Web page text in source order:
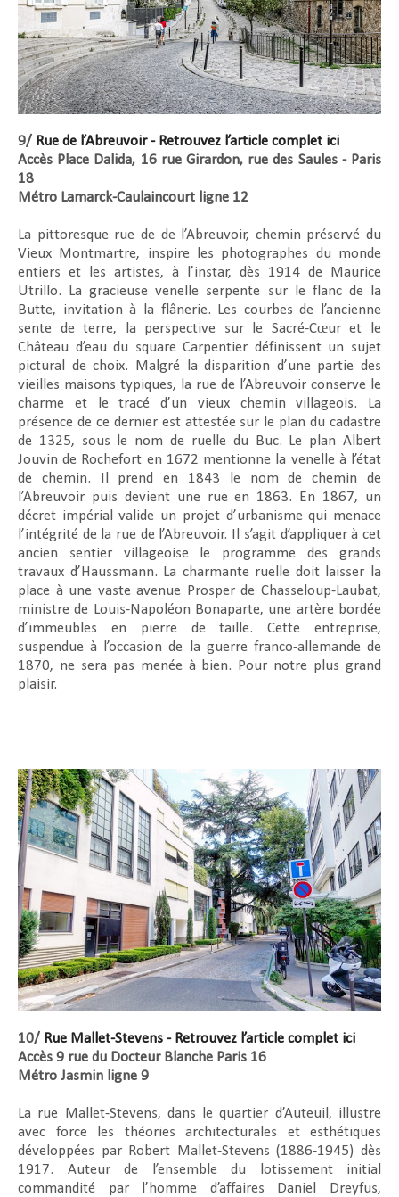
9/ Rue de l’Abreuvoir - Retrouvez l’article complet ici
Accès Place Dalida, 16 rue Girardon, rue des Saules - Paris
18
Métro Lamarck-Caulaincourt ligne 12
La pittoresque rue de de l’Abreuvoir, chemin préservé du
Vieux Montmartre, inspire les photographes du monde
entiers et les artistes, à l’instar, dès 1914 de Maurice
Utrillo. La gracieuse venelle serpente sur le flanc de la
Butte, invitation à la flânerie. Les courbes de l’ancienne
sente de terre, la perspective sur le Sacré-Cœur et le
Château d’eau du square Carpentier définissent un sujet
pictural de choix. Malgré la disparition d’une partie des
vieilles maisons typiques, la rue de l’Abreuvoir conserve le
charme et le tracé d’un vieux chemin villageois. La
présence de ce dernier est attestée sur le plan du cadastre
de 1325, sous le nom de ruelle du Buc. Le plan Albert
Jouvin de Rochefort en 1672 mentionne la venelle à l’état
de chemin. Il prend en 1843 le nom de chemin de
l’Abreuvoir puis devient une rue en 1863. En 1867, un
décret impérial valide un projet d’urbanisme qui menace
l’intégrité de la rue de l’Abreuvoir. Il s’agit d’appliquer à cet
ancien sentier villageoise le programme des grands
travaux d’Haussmann. La charmante ruelle doit laisser la
place à une vaste avenue Prosper de Chasseloup-Laubat,
ministre de Louis-Napoléon Bonaparte, une artère bordée
d’immeubles en pierre de taille. Cette entreprise,
suspendue à l’occasion de la guerre franco-allemande de
1870, ne sera pas menée à bien. Pour notre plus grand
plaisir.
10/ Rue Mallet-Stevens - Retrouvez l’article complet ici
Accès 9 rue du Docteur Blanche Paris 16
Métro Jasmin ligne 9
La rue Mallet-Stevens, dans le quartier d’Auteuil, illustre
avec force les théories architecturales et esthétiques
développées par Robert Mallet-Stevens (1886-1945) dès
1917. Auteur de l’ensemble du lotissement initial
commandité par l’homme d’affaires Daniel Dreyfus,